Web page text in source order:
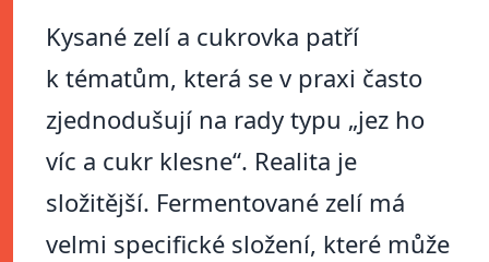
Kysané zelí a cukrovka patří
k tématům, která se v praxi často
zjednodušují na rady typu „jez ho
víc a cukr klesne“. Realita je
složitější. Fermentované zelí má
velmi specifické složení, které může